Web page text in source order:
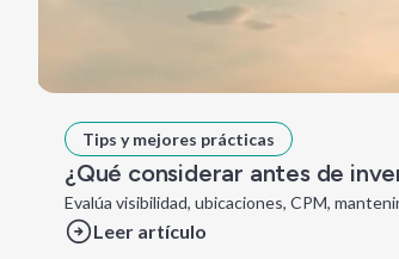
Tips y mejores prácticas
¿Qué considerar antes de
Evalúa visibilidad, ubicaciones, CPM,
Leer artículo